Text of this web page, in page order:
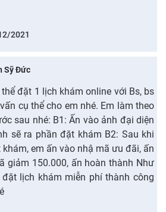
2021
Sỹ Đức
thể đặt 1 lịch khám online với Bs, bs
cụ thể cho em nhé. Em làm theo
sau nhé: B1: Ấn vào ảnh đại diện
sẽ ra phần đặt khám B2: Sau khi
khám, em ấn vào nhậ mã ưu đãi, ấn
giảm 150.000, ấn hoàn thành Như
lịch khám miễn phí thành công